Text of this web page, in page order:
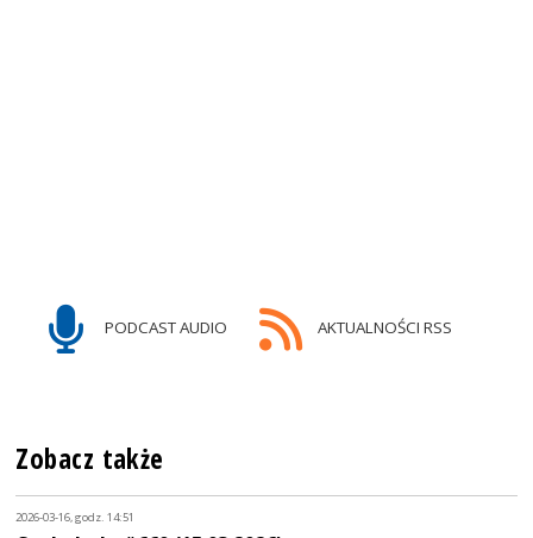
PODCAST AUDIO AKTUALNOŚCI RSS
Zobacz także
2026-03-16, godz. 14:51